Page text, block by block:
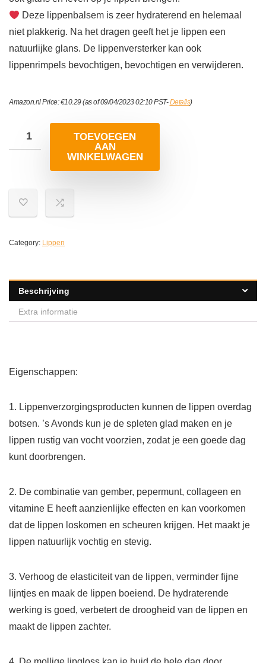
Deze lippenbalsem is zeer hydraterend en helemaal
niet plakkerig. Na het dragen geeft het je lippen een
natuurlijke glans. De lippenversterker kan ook
lippenrimpels bevochtigen, bevochtigen en verwijderen.
Amazon.nl Price:€10.29(as of 09/04/2023 02:10 PST-Details)
TOEVOEGEN
AAN
WINKELWAGEN
Category: Lippen
Beschrijving
Extra informatie
Eigenschappen:
1. Lippenverzorgingsproducten kunnen de lippen overdag
botsen. ’s Avonds kun je de spleten glad maken en je
lippen rustig van vocht voorzien, zodat je een goede dag
kunt doorbrengen.
2. De combinatie van gember, pepermunt, collageen en
vitamine E heeft aanzienlijke effecten en kan voorkomen
dat de lippen loskomen en scheuren krijgen. Het maakt je
lippen natuurlijk vochtig en stevig.
3. Verhoog de elasticiteit van de lippen, verminder fijne
lijntjes en maak de lippen boeiend. De hydraterende
werking is goed, verbetert de droogheid van de lippen en
maakt de lippen zachter.